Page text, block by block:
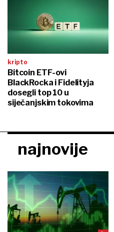
kripto
Bitcoin ETF-ovi
BlackRocka i Fidelityja
dosegli top 10 u
siječanjskim tokovima
najnovije